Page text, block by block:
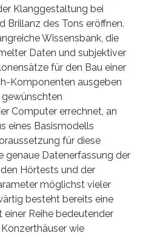
Klanggestaltung bei
Brillanz des Tons eröffnen.
Wissensbank, die
Daten und subjektiver
für den Bau einer
Komponenten ausgeben
Computer errechnet, an
eines Basismodells
für diese
genaue Datenerfassung der
Hörtests und der
möglichst vieler
besteht bereits eine
Reihe bedeutender
wie